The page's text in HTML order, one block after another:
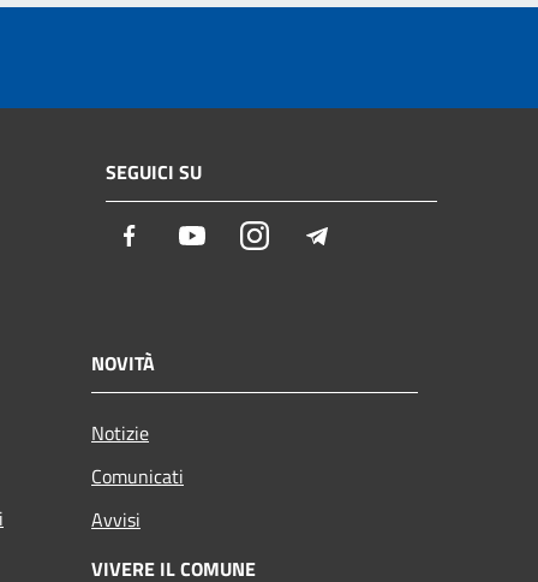
SEGUICI SU
Facebook YoutubeInstagram
NOVITÀ
Notizie
Comunicati
Avvisi
VIVERE IL COMUNE